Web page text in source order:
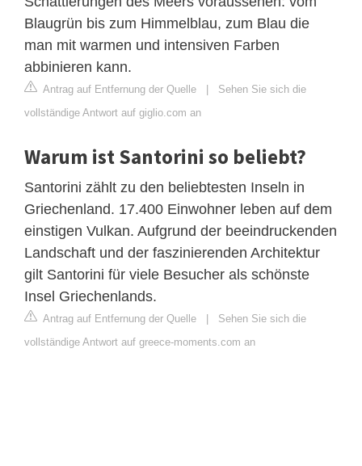
Blaugrün bis zum Himmelblau, zum Blau die
man mit warmen und intensiven Farben
abbinieren kann.
Antrag auf Entfernung der Quelle | Sehen Sie sich die
vollständige Antwort auf giglio.com an
Warum ist Santorini so beliebt?
Santorini zählt zu den beliebtesten Inseln in
Griechenland. 17.400 Einwohner leben auf dem
einstigen Vulkan. Aufgrund der beeindruckenden
Landschaft und der faszinierenden Architektur
gilt Santorini für viele Besucher als schönste
Insel Griechenlands.
Antrag auf Entfernung der Quelle | Sehen Sie sich die
vollständige Antwort auf greece-moments.com an